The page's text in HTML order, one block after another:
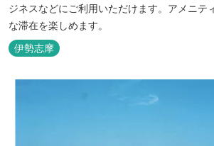
ジネスなどにご利用いただけます。アメニテ
な滞在を楽しめます。
伊勢志摩